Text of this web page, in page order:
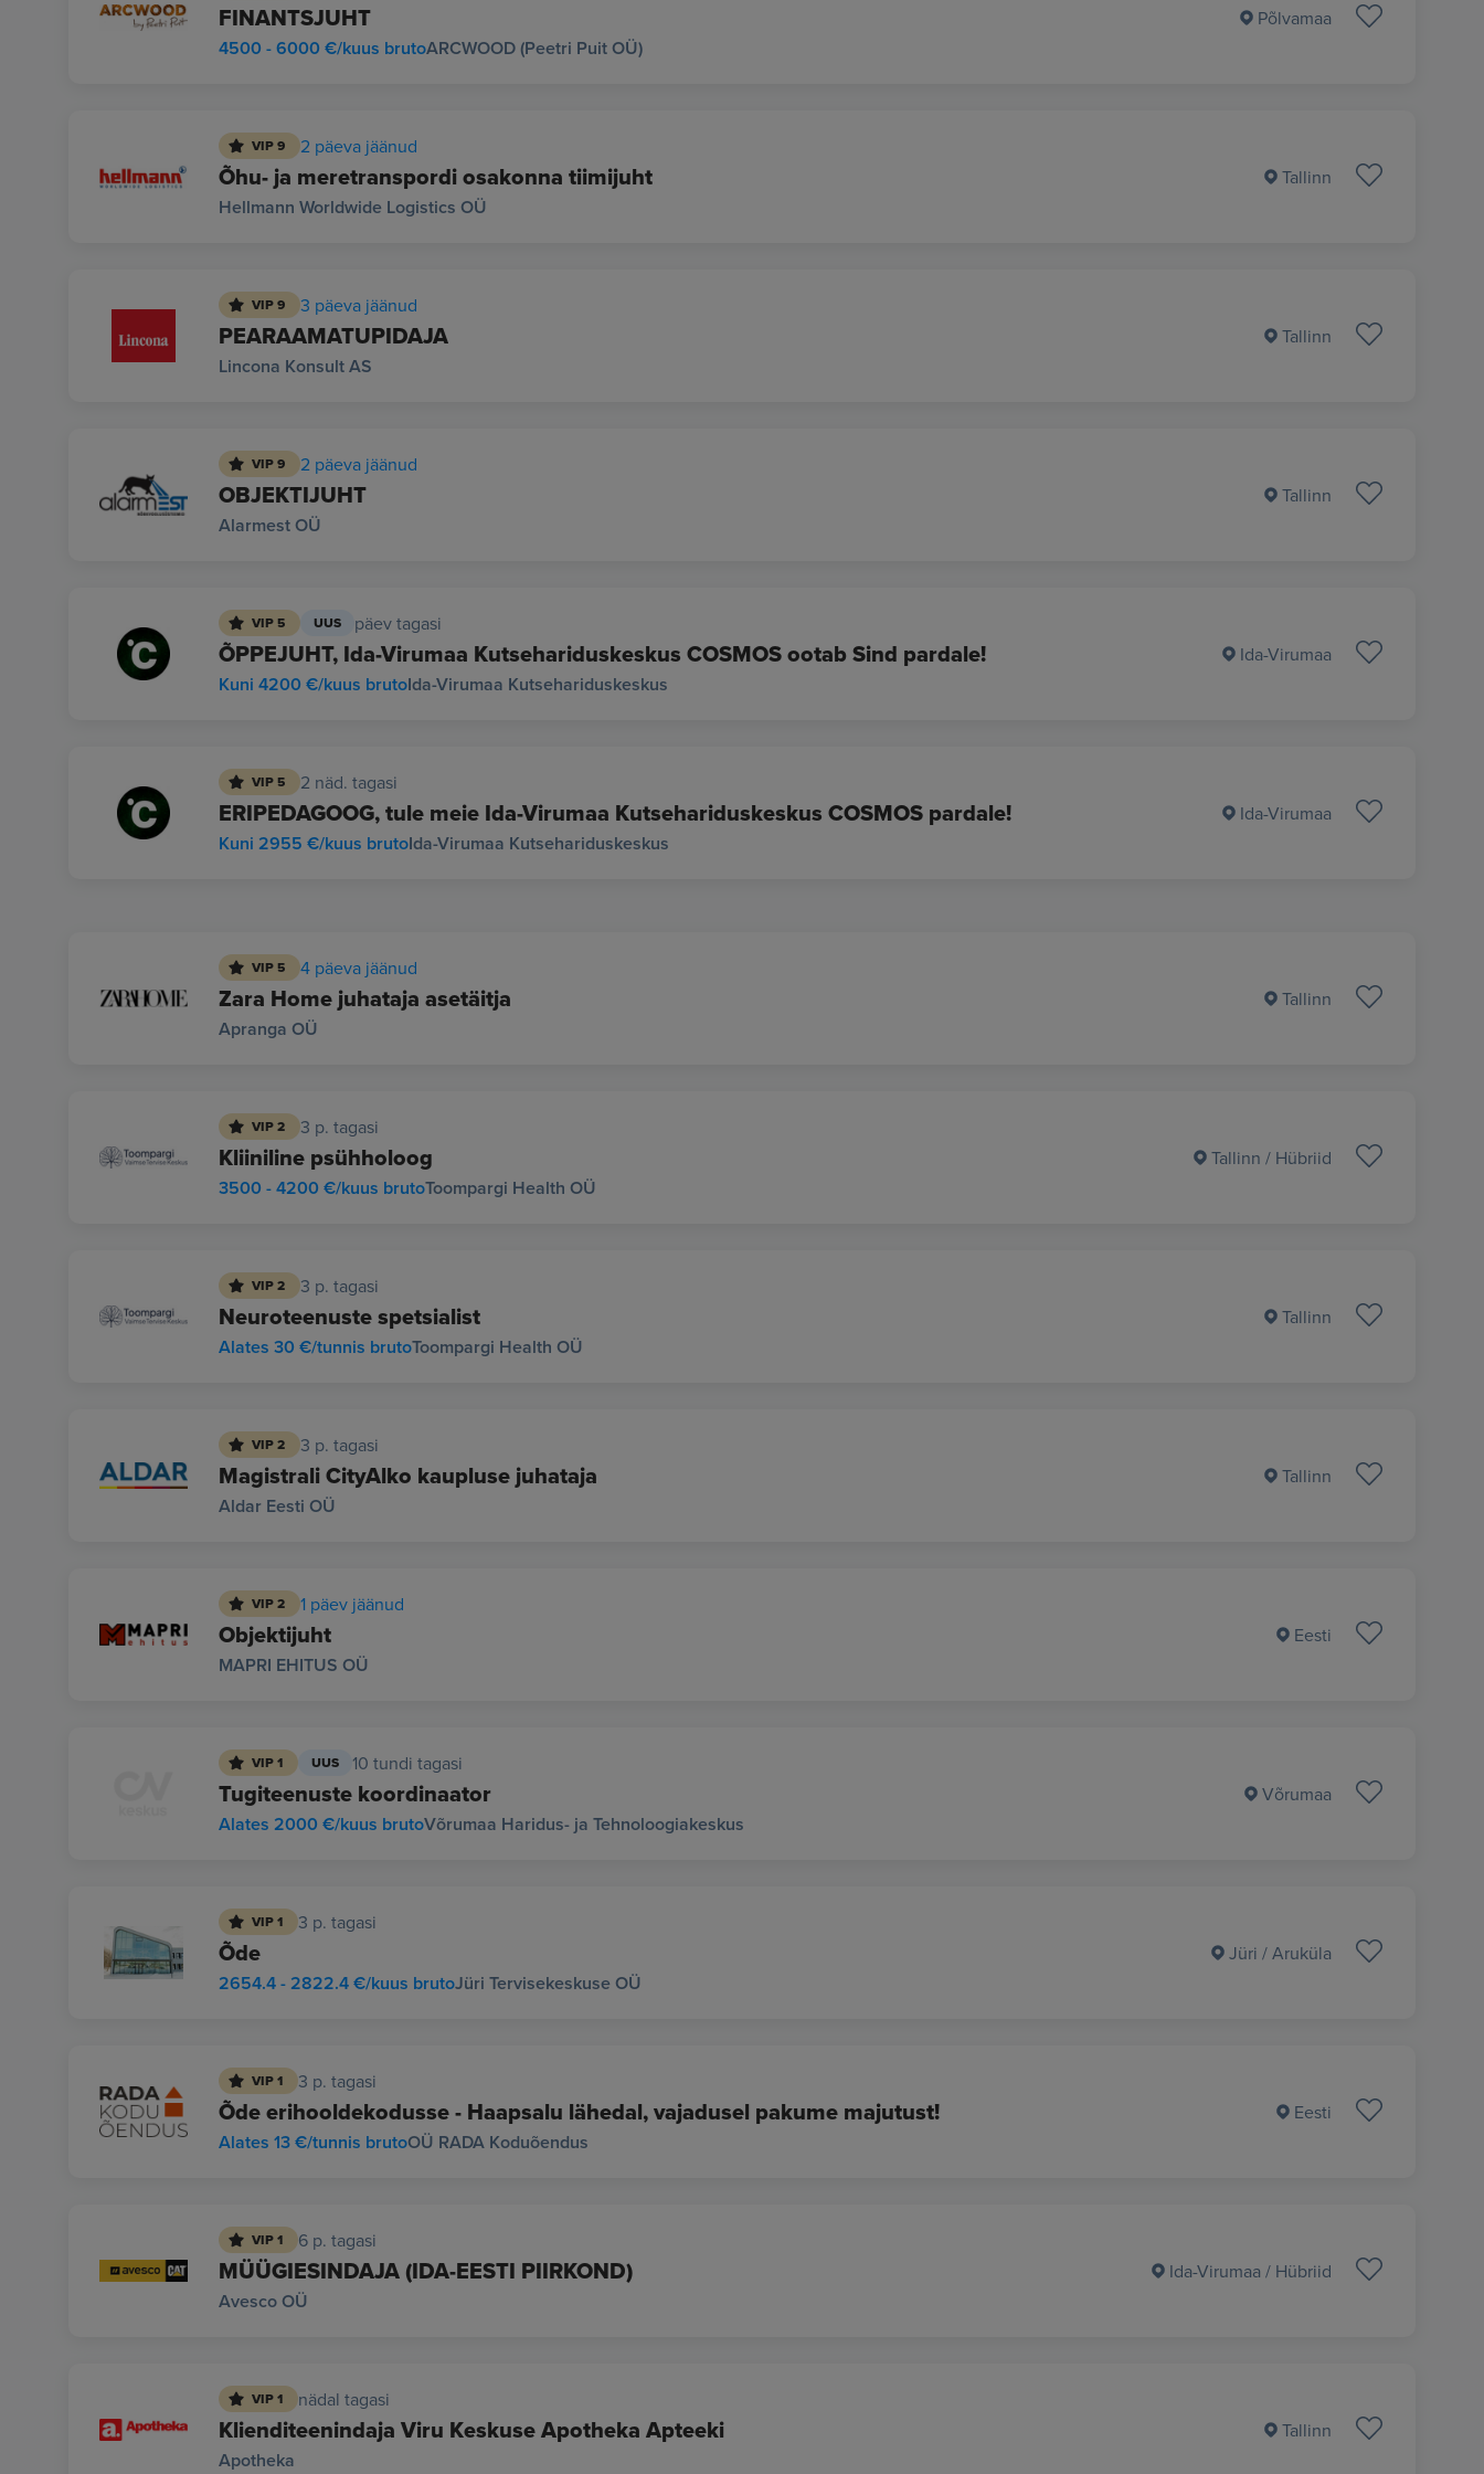
FINANTSJUHT
ARCWOOD (Peetri Puit OÜ)
4500 - 6000 €/kuus bruto
Põlvamaa
VIP 9 2 päeva jäänud
Õhu- ja meretranspordi osakonna tiimijuht
Hellmann Worldwide Logistics OÜ
Tallinn
VIP 9 3 päeva jäänud
PEARAAMATUPIDAJA
Lincona Konsult AS
Tallinn
VIP 9 2 päeva jäänud
OBJEKTIJUHT
Alarmest OÜ
Tallinn
VIP 5 UUS päev tagasi
ÕPPEJUHT, Ida-Virumaa Kutsehariduskeskus COSMOS ootab Sind pardale!
Ida-Virumaa Kutsehariduskeskus
Kuni 4200 €/kuus bruto
Ida-Virumaa
VIP 5 2 näd. tagasi
ERIPEDAGOOG, tule meie Ida-Virumaa Kutsehariduskeskus COSMOS pardale!
Ida-Virumaa Kutsehariduskeskus
Kuni 2955 €/kuus bruto
Ida-Virumaa
VIP 5 4 päeva jäänud
Zara Home juhataja asetäitja
Apranga OÜ
Tallinn
VIP 2 3 p. tagasi
Kliiniline psühholoog
Toompargi Health OÜ
3500 - 4200 €/kuus bruto
Tallinn / Hübriid
VIP 2 3 p. tagasi
Neuroteenuste spetsialist
Toompargi Health OÜ
Alates 30 €/tunnis bruto
Tallinn
VIP 2 3 p. tagasi
Magistrali CityAlko kaupluse juhataja
Aldar Eesti OÜ
Tallinn
VIP 2 1 päev jäänud
Objektijuht
MAPRI EHITUS OÜ
Eesti
VIP 1 UUS 10 tundi tagasi
Tugiteenuste koordinaator
Võrumaa Haridus- ja Tehnoloogiakeskus
Alates 2000 €/kuus bruto
Võrumaa
VIP 1 3 p. tagasi
Õde
Jüri Tervisekeskuse OÜ
2654.4 - 2822.4 €/kuus bruto
Jüri / Aruküla
VIP 1 3 p. tagasi
Õde erihooldekodusse - Haapsalu lähedal, vajadusel pakume majutust!
OÜ RADA Koduõendus
Alates 13 €/tunnis bruto
Eesti
VIP 1 6 p. tagasi
MÜÜGIESINDAJA (IDA-EESTI PIIRKOND)
Avesco OÜ
Ida-Virumaa / Hübriid
VIP 1 nädal tagasi
Klienditeenindaja Viru Keskuse Apotheka Apteeki
Apotheka
Tallinn